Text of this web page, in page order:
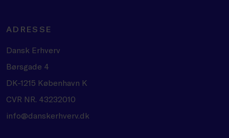
ADRESSE
Dansk Erhverv
Børsgade 4
DK-1215 København K
CVR NR. 43232010
info@danskerhverv.dk